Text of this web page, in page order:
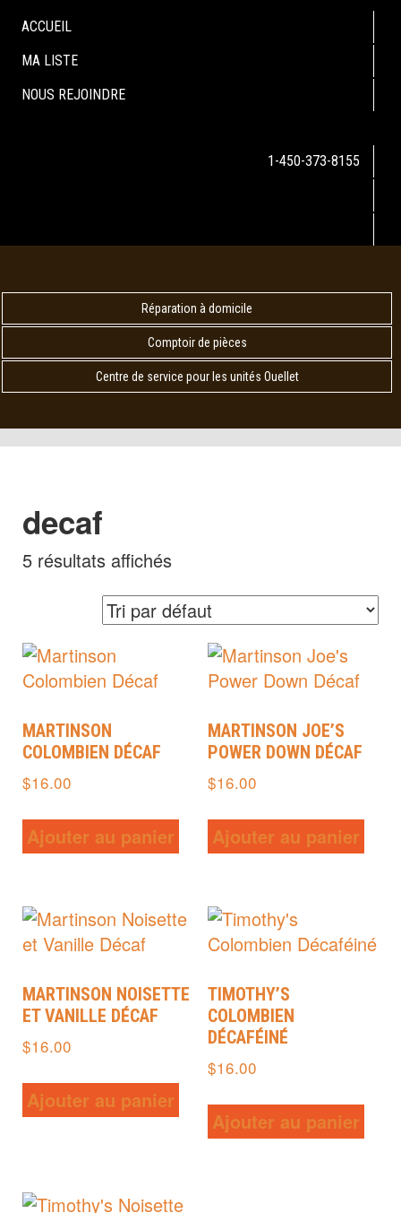
ACCUEIL
MA LISTE
NOUS REJOINDRE
1-450-373-8155
Réparation à domicile
Comptoir de pièces
Centre de service pour les unités Ouellet
decaf
5 résultats affichés
MARTINSON
COLOMBIEN DÉCAF
$16.00
Ajouter au panier
MARTINSON JOE’S
POWER DOWN DÉCAF
$16.00
Ajouter au panier
MARTINSON NOISETTE
ET VANILLE DÉCAF
$16.00
Ajouter au panier
TIMOTHY’S
COLOMBIEN
DÉCAFÉINÉ
$16.00
Ajouter au panier